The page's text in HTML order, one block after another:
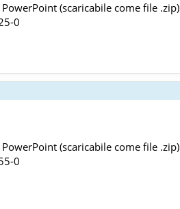
(scaricabile come file .zip)
0
(scaricabile come file .zip)
0